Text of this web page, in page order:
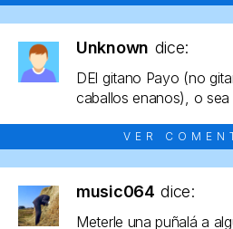
Unknown dice:
DEl gitano Payo (no
caballos enanos), o sea
VER
music064 dice:
Meterle una puñalá a